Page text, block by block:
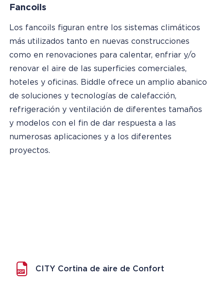
Fancoils
Los fancoils figuran entre los sistemas climáticos
más utilizados tanto en nuevas construcciones
como en renovaciones para calentar, enfriar y/o
renovar el aire de las superficies comerciales,
hoteles y oficinas. Biddle ofrece un amplio abanico
de soluciones y tecnologías de calefacción,
refrigeración y ventilación de diferentes tamaños
y modelos con el fin de dar respuesta a las
numerosas aplicaciones y a los diferentes
proyectos.
CITY Cortina de aire de Confort